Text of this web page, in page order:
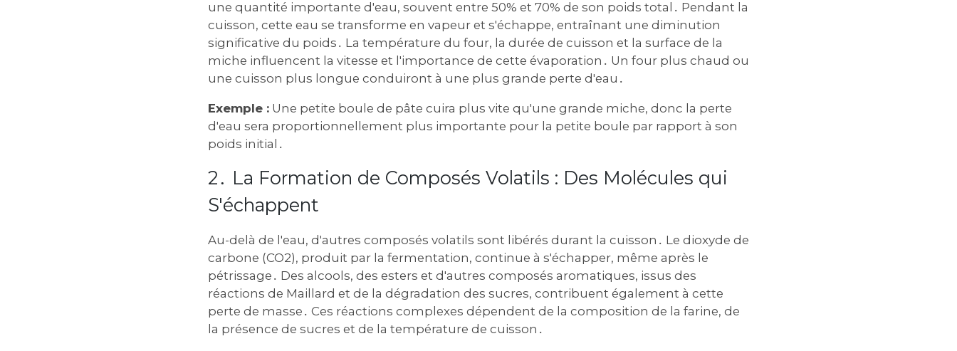
une quantité importante d'eau, souvent entre 50% et 70% de son poids total․ Pendant la
cuisson, cette eau se transforme en vapeur et s'échappe, entraînant une diminution
significative du poids․ La température du four, la durée de cuisson et la surface de la
miche influencent la vitesse et l'importance de cette évaporation․ Un four plus chaud ou
une cuisson plus longue conduiront à une plus grande perte d'eau․
Exemple : Une petite boule de pâte cuira plus vite qu'une grande miche, donc la perte
d'eau sera proportionnellement plus importante pour la petite boule par rapport à son
poids initial․
2․ La Formation de Composés Volatils : Des Molécules qui
S'échappent
Au-delà de l'eau, d'autres composés volatils sont libérés durant la cuisson․ Le dioxyde de
carbone (CO2), produit par la fermentation, continue à s'échapper, même après le
pétrissage․ Des alcools, des esters et d'autres composés aromatiques, issus des
réactions de Maillard et de la dégradation des sucres, contribuent également à cette
perte de masse․ Ces réactions complexes dépendent de la composition de la farine, de
la présence de sucres et de la température de cuisson․